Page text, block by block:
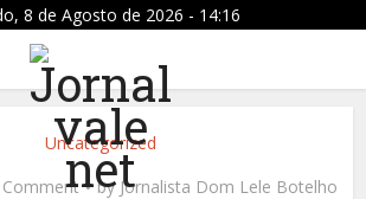
8 de Agosto de 2026 - 14:16
Uncategorized
by Jornalista Dom Lele Botelho